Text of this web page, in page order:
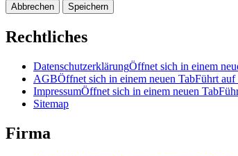
Abbrechen Speichern
Rechtliches
DatenschutzerklärungÖffnet sich in einem
AGBÖffnet sich in einem neuen TabFührt auf
ImpressumÖffnet sich in einem neuen Tab
Sitemap
Firma